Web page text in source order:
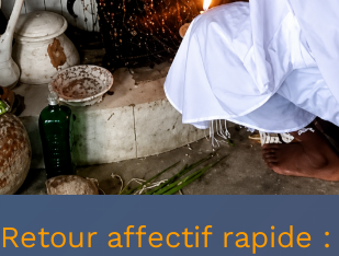
Retour affectif rapide